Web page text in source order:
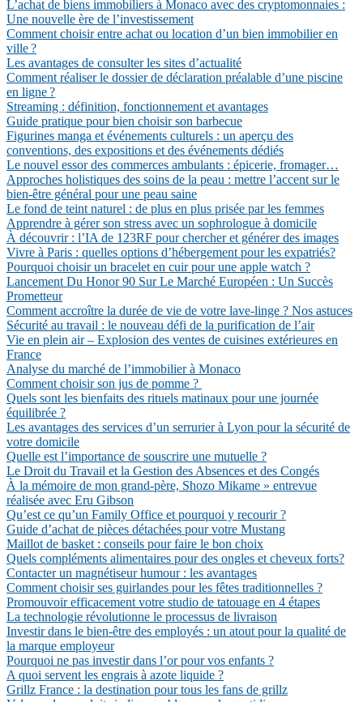
L’achat de biens immobiliers à Monaco avec des cryptomonnaies :
Une nouvelle ère de l’investissement
Comment choisir entre achat ou location d’un bien immobilier en
ville ?
Les avantages de consulter les sites d’actualité
Comment réaliser le dossier de déclaration préalable d’une piscine
en ligne ?
Streaming : définition, fonctionnement et avantages
Guide pratique pour bien choisir son barbecue
Figurines manga et événements culturels : un aperçu des
conventions, des expositions et des événements dédiés
Le nouvel essor des commerces ambulants : épicerie, fromager…
Approches holistiques des soins de la peau : mettre l’accent sur le
bien-être général pour une peau saine
Le fond de teint naturel : de plus en plus prisée par les femmes
Apprendre à gérer son stress avec un sophrologue à domicile
À découvrir : l’IA de 123RF pour chercher et générer des images
Vivre à Paris : quelles options d’hébergement pour les expatriés?
Pourquoi choisir un bracelet en cuir pour une apple watch ?
Lancement Du Honor 90 Sur Le Marché Européen : Un Succès
Prometteur
Comment accroître la durée de vie de votre lave-linge ? Nos astuces
Sécurité au travail : le nouveau défi de la purification de l’air
Vie en plein air – Explosion des ventes de cuisines extérieures en
France
Analyse du marché de l’immobilier à Monaco
Comment choisir son jus de pomme ?
Quels sont les bienfaits des rituels matinaux pour une journée
équilibrée ?
Les avantages des services d’un serrurier à Lyon pour la sécurité de
votre domicile
Quelle est l’importance de souscrire une mutuelle ?
Le Droit du Travail et la Gestion des Absences et des Congés
À la mémoire de mon grand-père, Shozo Mikame » entrevue
réalisée avec Eru Gibson
Qu’est ce qu’un Family Office et pourquoi y recourir ?
Guide d’achat de pièces détachées pour votre Mustang
Maillot de basket : conseils pour faire le bon choix
Quels compléments alimentaires pour des ongles et cheveux forts?
Contacter un magnétiseur humour : les avantages
Comment choisir ses guirlandes pour les fêtes traditionnelles ?
Promouvoir efficacement votre studio de tatouage en 4 étapes
La technologie révolutionne le processus de livraison
Investir dans le bien-être des employés : un atout pour la qualité de
la marque employeur
Pourquoi ne pas investir dans l’or pour vos enfants ?
A quoi servent les engrais à azote liquide ?
Grillz France : la destination pour tous les fans de grillz